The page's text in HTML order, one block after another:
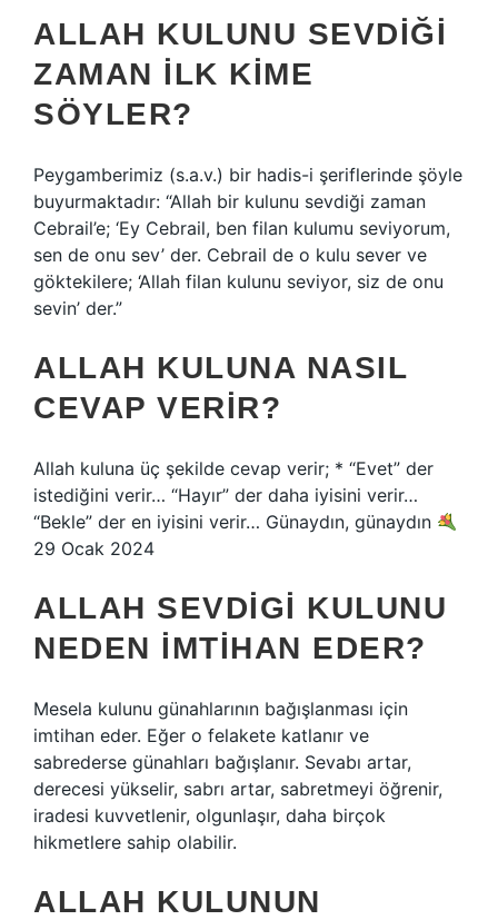
ALLAH KULUNU SEVDIĞI
ZAMAN ILK KIME
SÖYLER?
Peygamberimiz (s.a.v.) bir hadis-i şeriflerinde şöyle
buyurmaktadır: “Allah bir kulunu sevdiği zaman
Cebrail’e; ‘Ey Cebrail, ben filan kulumu seviyorum,
sen de onu sev’ der. Cebrail de o kulu sever ve
göktekilere; ‘Allah filan kulunu seviyor, siz de onu
sevin’ der.”
ALLAH KULUNA NASIL
CEVAP VERIR?
Allah kuluna üç şekilde cevap verir; * “Evet” der
istediğini verir… “Hayır” der daha iyisini verir…
“Bekle” der en iyisini verir… Günaydın, günaydın
29 Ocak 2024
ALLAH SEVDIGI KULUNU
NEDEN IMTIHAN EDER?
Mesela kulunu günahlarının bağışlanması için
imtihan eder. Eğer o felakete katlanır ve
sabrederse günahları bağışlanır. Sevabı artar,
derecesi yükselir, sabrı artar, sabretmeyi öğrenir,
iradesi kuvvetlenir, olgunlaşır, daha birçok
hikmetlere sahip olabilir.
ALLAH KULUNUN